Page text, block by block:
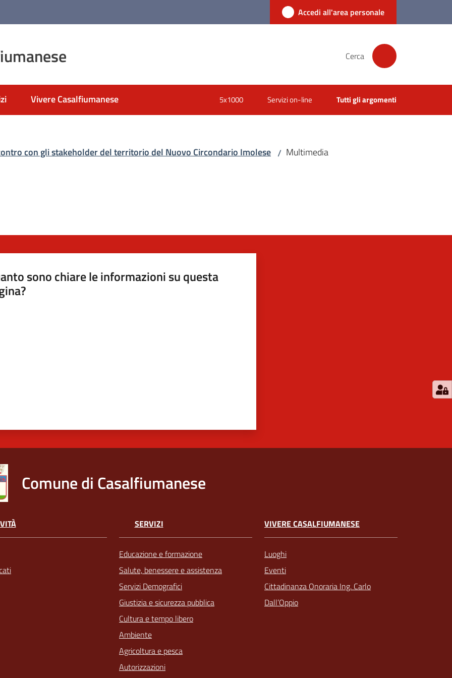
Accedi all'area personale
Cerca
Vivere Casalfiumanese 5x1000 Servizi on-line Tutti gli argomenti
con gli stakeholder del territorio del Nuovo Circondario Imolese / Multimedia
sono chiare le informazioni su questa
Comune di Casalfiumanese
SERVIZI
Educazione e formazione
Salute, benessere e assistenza
Servizi Demografici
Giustizia e sicurezza pubblica
Cultura e tempo libero
Ambiente
Agricoltura e pesca
Autorizzazioni
VIVERE CASALFIUMANESE
Luoghi
Eventi
Cittadinanza Onoraria Ing. Carlo
Dall’Oppio